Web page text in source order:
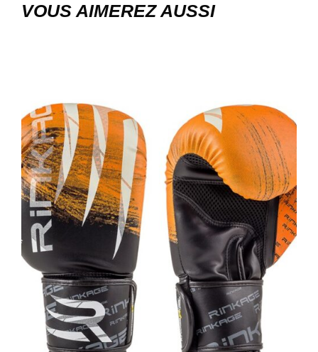
VOUS AIMEREZ AUSSI